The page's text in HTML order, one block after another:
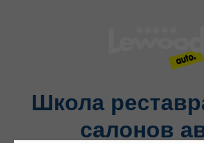
Школа
салонов